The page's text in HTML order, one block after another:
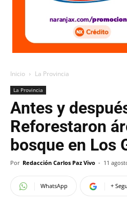
Inicio La Provincia
La Provincia
Antes y
Reforestaron
bosque en Los
Por Redacción Carlos Paz Vivo - 11
WhatsApp +